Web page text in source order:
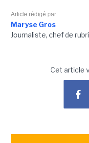
Article rédigé par
Maryse Gros
Journaliste, chef de
Cet article